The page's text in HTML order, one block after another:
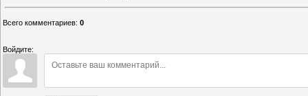
Всего комментариев: 0
Войдите: